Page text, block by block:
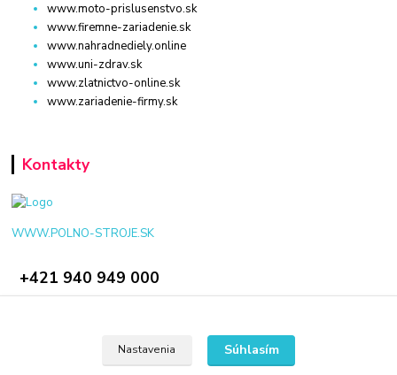
www.moto-prislusenstvo.sk
www.firemne-zariadenie.sk
www.nahradnediely.online
www.uni-zdrav.sk
www.zlatnictvo-online.sk
www.zariadenie-firmy.sk
Kontakty
WWW.POLNO-STROJE.SK
+421 940 949 000
Nastavenia Súhlasím